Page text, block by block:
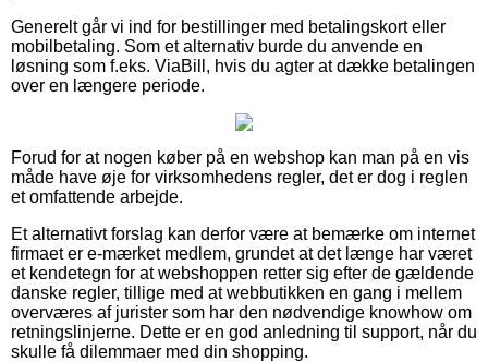
Generelt går vi ind for bestillinger med betalingskort eller
mobilbetaling. Som et alternativ burde du anvende en
løsning som f.eks. ViaBill, hvis du agter at dække betalingen
over en længere periode.
Forud for at nogen køber på en webshop kan man på en vis
måde have øje for virksomhedens regler, det er dog i reglen
et omfattende arbejde.
Et alternativt forslag kan derfor være at bemærke om internet
firmaet er e-mærket medlem, grundet at det længe har været
et kendetegn for at webshoppen retter sig efter de gældende
danske regler, tillige med at webbutikken en gang i mellem
overværes af jurister som har den nødvendige knowhow om
retningslinjerne. Dette er en god anledning til support, når du
skulle få dilemmaer med din shopping.